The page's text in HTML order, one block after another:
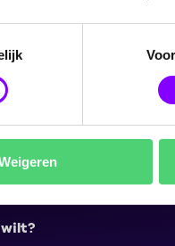
geregeld? Dan ben je
Bedenk dat de
veranderen. Zij
om er de beste